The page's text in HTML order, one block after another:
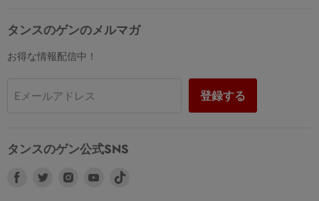
タンスのゲンのメルマガ
お得な情報配信中！
Eメールアドレス 登録する
タンスのゲン公式SNS
FacebookTwitter InstagramYoutube